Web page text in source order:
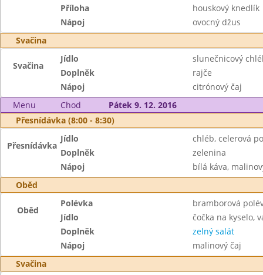
Příloha
houskový knedlík
Nápoj
ovocný džus
Svačina
Svačina
Jídlo
slunečnicový
Doplněk
rajče
Nápoj
citrónový čaj
Menu
Chod
Pátek 9. 12. 2016
Přesnídávka (8:00 - 8:30)
Přesnídávka
Jídlo
chléb, celerová
Doplněk
zelenina
Nápoj
bílá káva,
Oběd
Oběd
Polévka
bramborová
Jídlo
čočka na kyselo,
Doplněk
zelný salát
Nápoj
malinový čaj
Svačina